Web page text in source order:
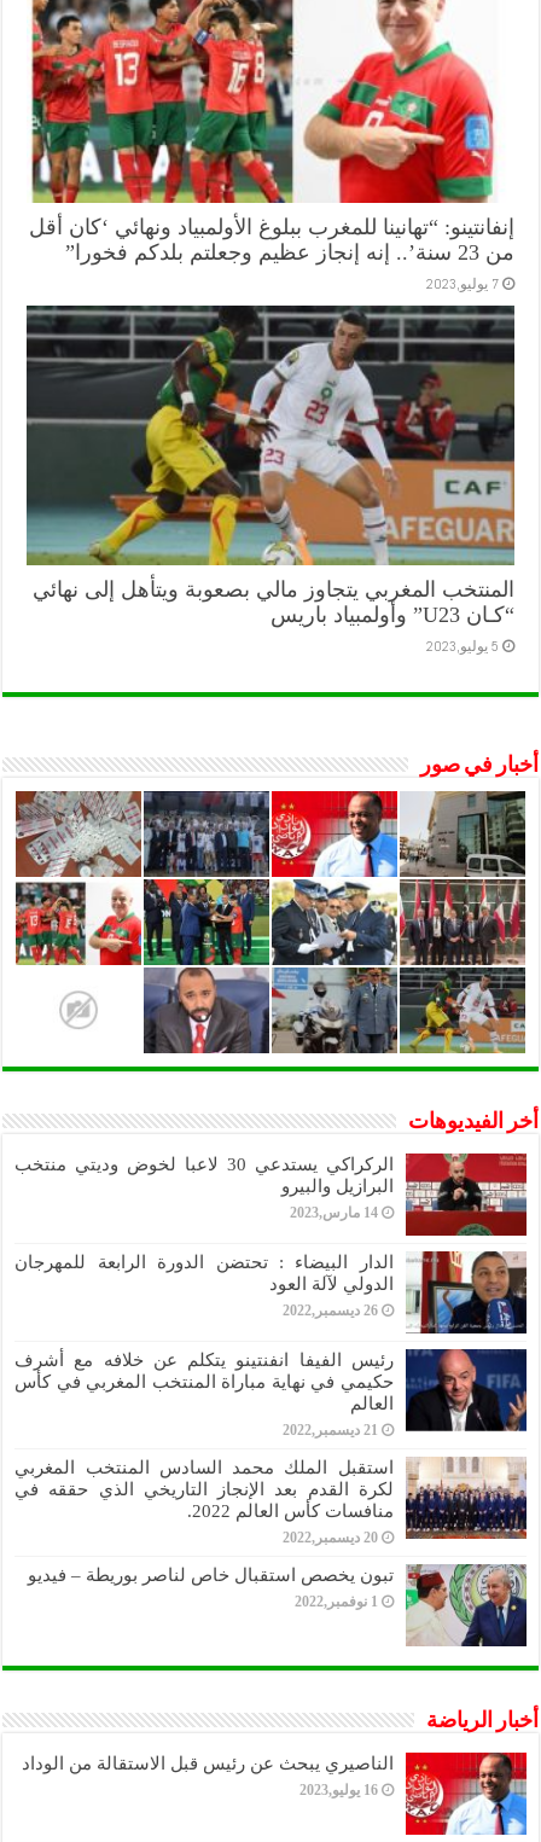
إنفانتينو: “تهانينا للمغرب ببلوغ الأولمبياد ونهائي ‘كان أقل
من 23 سنة’.. إنه إنجاز عظيم وجعلتم بلدكم فخورا”
7 يوليو,2023
المنتخب المغربي يتجاوز مالي بصعوبة ويتأهل إلى نهائي
“كـان U23” وأولمبياد باريس
5 يوليو,2023
أخبار في صور
أخر الفيديوهات
الركراكي يستدعي 30 لاعبا لخوض وديتي منتخب
البرازيل والبيرو
14 مارس,2023
الدار البيضاء : تحتضن الدورة الرابعة للمهرجان
الدولي لآلة العود
26 ديسمبر,2022
رئيس الفيفا انفنتينو يتكلم عن خلافه مع أشرف
حكيمي في نهاية مباراة المنتخب المغربي في كأس
العالم
21 ديسمبر,2022
استقبل الملك محمد السادس المنتخب المغربي
لكرة القدم بعد الإنجاز التاريخي الذي حققه في
منافسات كأس العالم 2022.
20 ديسمبر,2022
تبون يخصص استقبال خاص لناصر بوريطة – فيديو
1 نوفمبر,2022
أخبار الرياضة
الناصيري يبحث عن رئيس قبل الاستقالة من الوداد
16 يوليو,2023